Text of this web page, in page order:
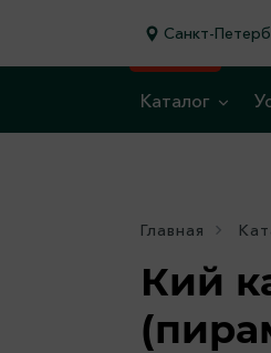
Санкт-
Каталог
Главная
Кий